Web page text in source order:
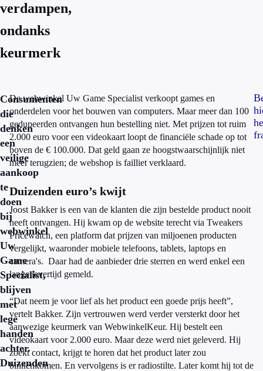
verdampen,
ondanks
keurmerk
Consumenten
die
denken
een
veilige
aankoop
te
doen
bij
webwinkel
Uw
Game
Specialist,
blijven
met
lege
handen
achter.
Duizenden
De webwinkel Uw Game Specialist verkoopt games en
onderdelen voor het bouwen van computers. Maar meer dan 100
gedupeerden ontvangen hun bestelling niet. Met prijzen tot ruim
2.000 euro voor een videokaart loopt de financiële schade op tot
boven de € 100.000. Dat geld gaan ze hoogstwaarschijnlijk niet
meer terugzien; de webshop is failliet verklaard.
Duizenden euro’s kwijt
Joost Bakker is een van de klanten die zijn bestelde product nooit
heeft ontvangen. Hij kwam op de website terecht via Tweakers
Pricewatch, een platform dat prijzen van miljoenen producten
vergelijkt, waaronder mobiele telefoons, tablets, laptops en
camera's. Daar had de aanbieder drie sterren en werd enkel een
lange levertijd gemeld.
“Dat neem je voor lief als het product een goede prijs heeft”,
vertelt Bakker. Zijn vertrouwen werd verder versterkt door het
aanwezige keurmerk van WebwinkelKeur. Hij bestelt een
videokaart voor 2.000 euro. Maar deze werd niet geleverd. Hij
zoekt contact, krijgt te horen dat het product later zou
binnenkomen. En vervolgens is er radiostilte. Later komt hij tot de